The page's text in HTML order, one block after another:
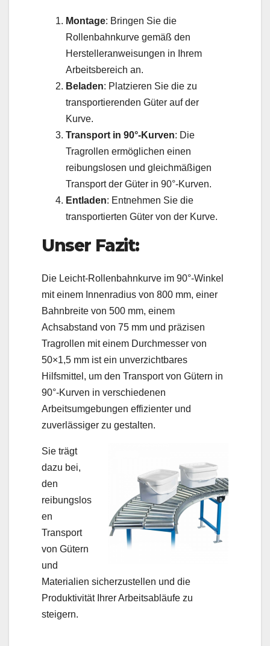
Montage: Bringen Sie die
Rollenbahnkurve gemäß den
Herstelleranweisungen in Ihrem
Arbeitsbereich an.
Beladen: Platzieren Sie die zu
transportierenden Güter auf der
Kurve.
Transport in 90°-Kurven: Die
Tragrollen ermöglichen einen
reibungslosen und gleichmäßigen
Transport der Güter in 90°-Kurven.
Entladen: Entnehmen Sie die
transportierten Güter von der Kurve.
Unser Fazit:
Die Leicht-Rollenbahnkurve im 90°-Winkel
mit einem Innenradius von 800 mm, einer
Bahnbreite von 500 mm, einem
Achsabstand von 75 mm und präzisen
Tragrollen mit einem Durchmesser von
50×1,5 mm ist ein unverzichtbares
Hilfsmittel, um den Transport von Gütern in
90°-Kurven in verschiedenen
Arbeitsumgebungen effizienter und
zuverlässiger zu gestalten.
Sie trägt
dazu bei,
den
reibungslos
en
Transport
von Gütern
und
Materialien sicherzustellen und die
Produktivität Ihrer Arbeitsabläufe zu
steigern.